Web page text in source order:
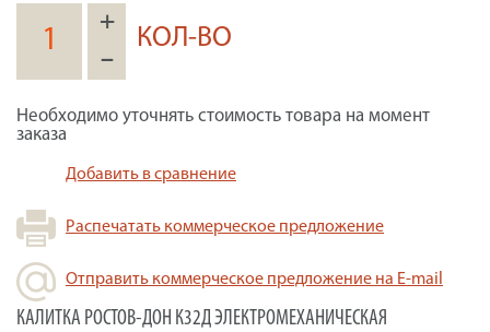
+
–
КОЛ-ВО
Необходимо уточнять стоимость товара на момент
заказа
Добавить в сравнение
Распечатать коммерческое предложение
Отправить коммерческое предложение на E-mail
КАЛИТКА РОСТОВ-ДОН К32Д ЭЛЕКТРОМЕХАНИЧЕСКАЯ